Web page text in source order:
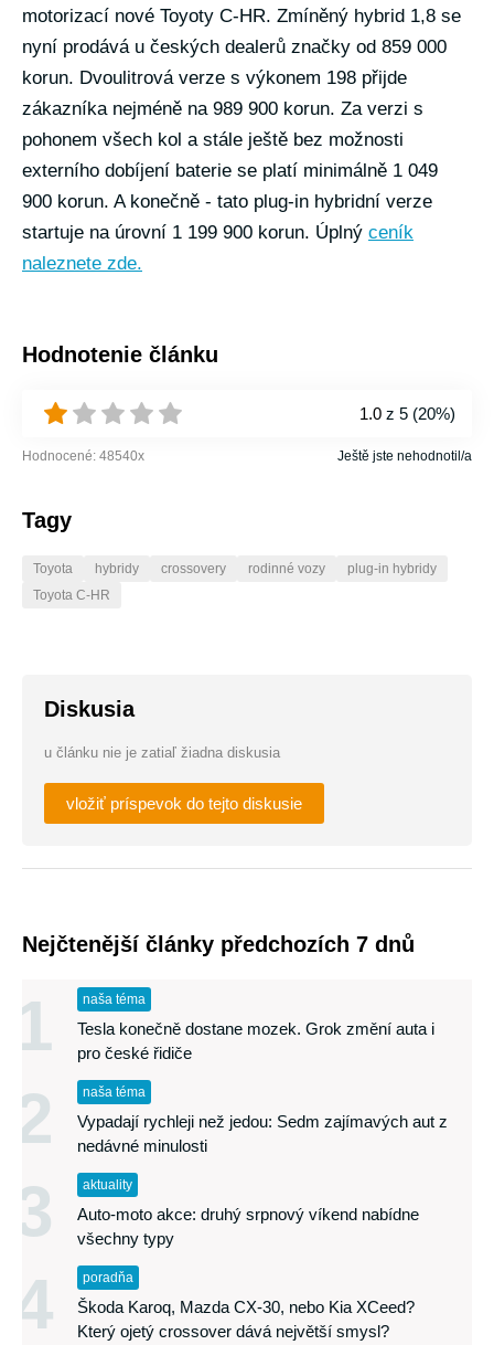
motorizací nové Toyoty C-HR. Zmíněný hybrid 1,8 se
nyní prodává u českých dealerů značky od 859 000
korun. Dvoulitrová verze s výkonem 198 přijde
zákazníka nejméně na 989 900 korun. Za verzi s
pohonem všech kol a stále ještě bez možnosti
externího dobíjení baterie se platí minimálně 1 049
900 korun. A konečně - tato plug-in hybridní verze
startuje na úrovní 1 199 900 korun. Úplný ceník
naleznete zde.
Hodnotenie článku
1.0 z 5 (20%)
Hodnocené: 48540x Ještě jste nehodnotil/a
Tagy
Toyota hybridy crossovery rodinné vozy
plug-in hybridy
Toyota C-HR
Diskusia
u článku nie je zatiaľ žiadna diskusia
vložiť príspevok do tejto diskusie
Nejčtenější články předchozích 7 dnů
1 naša téma
Tesla konečně dostane mozek. Grok změní auta i
pro české řidiče
2 naša téma
Vypadají rychleji než jedou: Sedm zajímavých aut z
nedávné minulosti
3 aktuality
Auto-moto akce: druhý srpnový víkend nabídne
všechny typy
4 poradňa
Škoda Karoq, Mazda CX-30, nebo Kia XCeed?
Který ojetý crossover dává největší smysl?